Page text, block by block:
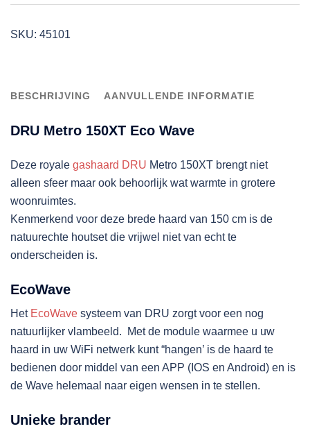
aantal
SKU: 45101
BESCHRIJVING AANVULLENDE INFORMATIE
DRU Metro 150XT Eco Wave
Deze royale gashaard DRU Metro 150XT brengt niet
alleen sfeer maar ook behoorlijk wat warmte in grotere
woonruimtes.
Kenmerkend voor deze brede haard van 150 cm is de
natuurechte houtset die vrijwel niet van echt te
onderscheiden is.
EcoWave
Het EcoWave systeem van DRU zorgt voor een nog
natuurlijker vlambeeld. Met de module waarmee u uw
haard in uw WiFi netwerk kunt “hangen’ is de haard te
bedienen door middel van een APP (IOS en Android) en is
de Wave helemaal naar eigen wensen in te stellen.
Unieke brander